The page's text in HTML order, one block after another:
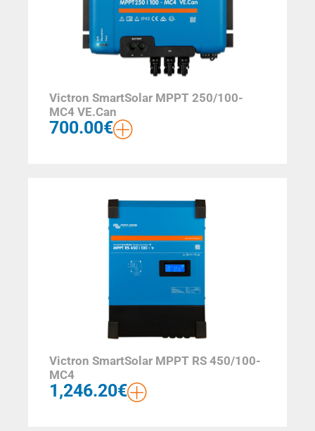
Victron SmartSolar MPPT 250/100-
MC4 VE.Can
700.00€
Victron SmartSolar MPPT RS 450/100-
MC4
1,246.20€